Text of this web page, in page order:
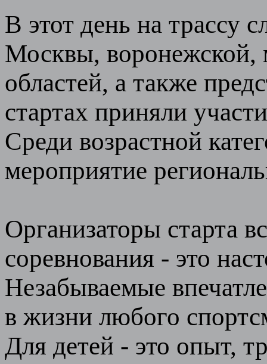
В этот день на трассу
Москвы, воронежской,
областей, а также
стартах приняли
Среди возрастной
мероприятие
Организаторы старта
соревнования - это
Незабываемые
в жизни любого
Для детей - это опыт,